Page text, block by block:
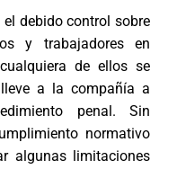
debido control sobre
y trabajadores en
de ellos se
a la compañía a
penal. Sin
normativo
algunas limitaciones